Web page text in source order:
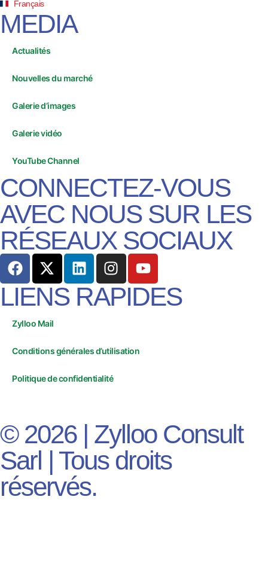
Français
MEDIA
Actualités
Nouvelles du marché
Galerie d’images
Galerie vidéo
YouTube Channel
CONNECTEZ-VOUS
AVEC NOUS SUR LES
RÉSEAUX SOCIAUX
LIENS RAPIDES
Zylloo Mail
Conditions générales d’utilisation
Politique de confidentialité
© 2026 | Zylloo Consult
Sarl | Tous droits
réservés.